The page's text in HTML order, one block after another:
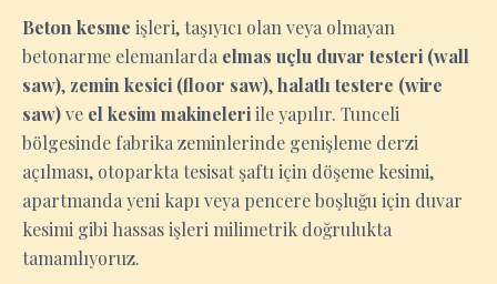
Beton kesme işleri, taşıyıcı olan veya olmayan
betonarme elemanlarda elmas uçlu duvar testeri (wall
saw), zemin kesici (floor saw),halatlı testere (wire
saw)ve el kesim makineleriile yapılır. Tunceli
bölgesinde fabrika zeminlerinde genişleme derzi
açılması, otoparkta tesisat şaftı için döşeme kesimi,
apartmanda yeni kapı veya pencere boşluğu için duvar
kesimi gibi hassas işleri milimetrik doğrulukta
tamamlıyoruz.